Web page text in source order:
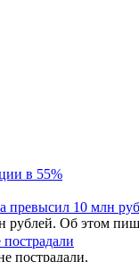
рублей. Об этом
пострадали.